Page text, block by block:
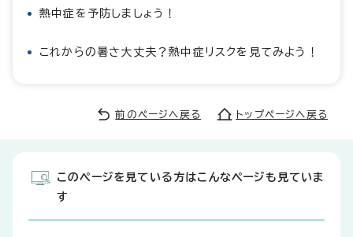
熱中症を予防しましょう！
これからの暑さ大丈夫？熱中症リスクを見てみよう！
前のページへ戻る トップページへ戻る
このページを見ている方はこんなページも見ていま
す